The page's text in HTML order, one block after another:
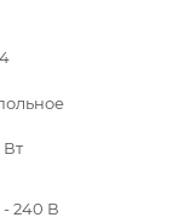
Вт
- 240 В